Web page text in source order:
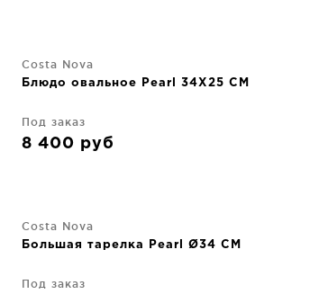
Costa Nova
Блюдо овальное Pearl 34X25 CM
Под заказ
8 400 руб
Costa Nova
Большая тарелка Pearl Ø34 CM
Под заказ